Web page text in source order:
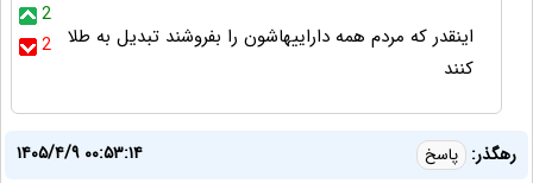
2
2
اینقدر که مردم همه داراییهاشون را بفروشند تبدیل به طلا
کنند
رهگذر: پاسخ
۱۴۰۵/۴/۹ ۰۰:۵۳:۱۴